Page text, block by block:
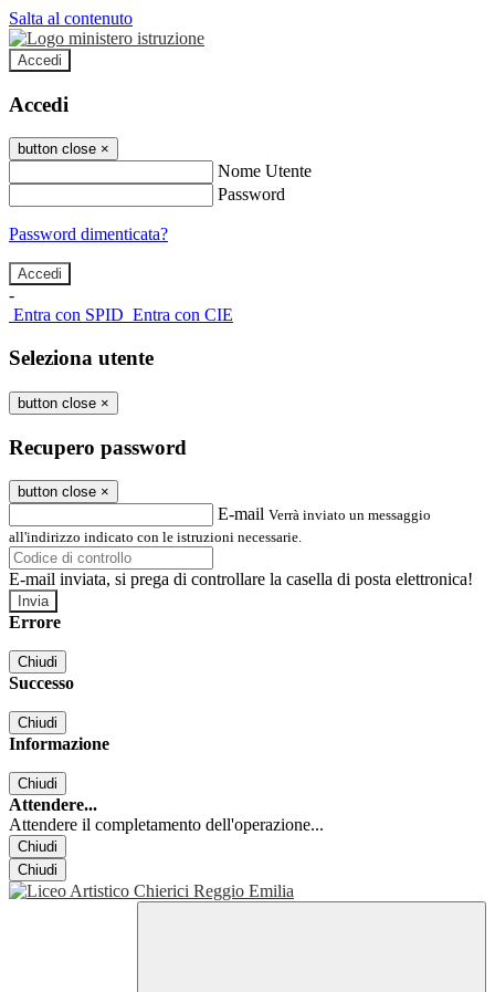
Salta al contenuto
Accedi
Accedi
button close ×
Nome Utente
Password
Password dimenticata?
-
Entra con SPID Entra con CIE
Seleziona utente
button close ×
Recupero password
button close ×
E-mail Verrà inviato un messaggio
all'indirizzo indicato con le istruzioni necessarie.
E-mail inviata, si prega di controllare la casella di posta elettronica!
Errore
Chiudi
Successo
Chiudi
Informazione
Chiudi
Attendere...
Attendere il completamento dell'operazione...
Chiudi
Chiudi